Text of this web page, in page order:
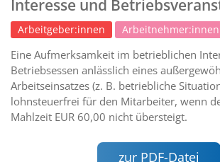
Interesse und
Arbeitgeber:innen Arbeitnehmer:innen
Eine Aufmerksamkeit im betrieblichen
Betriebsessen anlässlich eines
Arbeitseinsatzes (z. B. betriebliche
lohnsteuerfrei für den Mitarbeiter, wenn
Mahlzeit EUR 60,00 nicht übersteigt.
zur PDF-Datei